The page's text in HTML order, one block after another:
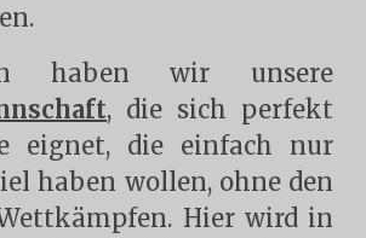
haben wir unsere
, die sich perfekt
eignet, die einfach nur
haben wollen, ohne den
Hier wird in